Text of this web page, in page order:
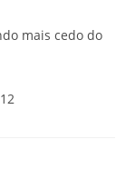
mais cedo do